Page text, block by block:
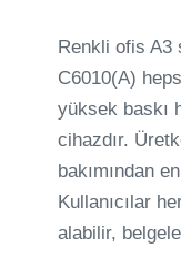
Renkli ofis A3
C6010(A)
yüksek baskı
cihazdır.
bakımından
Kullanıcılar
alabilir,